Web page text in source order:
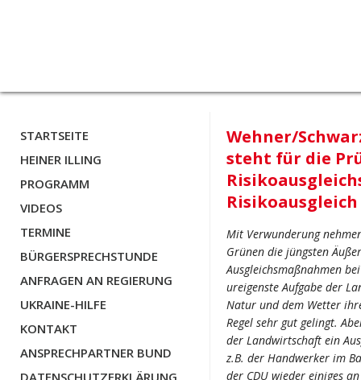
STARTSEITE
HEINER ILLING
PROGRAMM
VIDEOS
TERMINE
BÜRGERSPRECHSTUNDE
ANFRAGEN AN REGIERUNG
UKRAINE-HILFE
KONTAKT
ANSPRECHPARTNER BUND
DATENSCHUTZERKLÄRUNG
Wehner/
steht für die
Mit Verwunderung
Grünen die jüngsten
Ausgleichsmaßnahmen
ureigenste Aufgabe der
Natur und dem Wetter
Regel sehr gut gelingt.
der Landwirtschaft ein
z.B. der Handwerker im
der CDU wieder einiges